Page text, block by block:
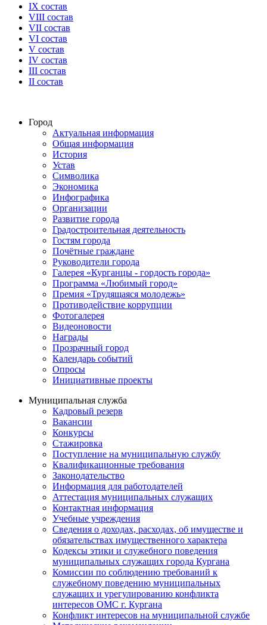
IX состав
VIII состав
VII состав
VI состав
V состав
IV состав
III состав
II состав
Город
Актуальная информация
Общая информация
История
Устав
Символика
Экономика
Инфографика
Организации
Развитие города
Градостроительная деятельность
Гостям города
Почётные граждане
Руководители города
Галерея «Курганцы - гордость города»
Программа «Любимый город»
Премия «Трудящаяся молодежь»
Противодействие коррупции
Фотогалерея
Видеоновости
Награды
Прозрачный город
Календарь событий
Опросы
Инициативные проекты
Муниципальная служба
Кадровый резерв
Вакансии
Конкурсы
Стажировка
Поступление на муниципальную службу
Квалификационные требования
Законодательство
Информация для работодателей
Аттестация муниципальных служащих
Контактная информация
Учебные учреждения
Сведения о доходах, расходах, об имуществе и
обязательствах имущественного характера
Кодексы этики и служебного поведения
муниципальных служащих города Кургана
Комиссии по соблюдению требований к
служебному поведению муниципальных
служащих и урегулированию конфликта
интересов ОМС г. Кургана
Конфликт интересов на муниципальной службе